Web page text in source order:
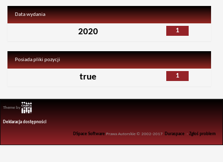
Data wydania
1
2020
Posiada pliki pozycji
1
true
Theme by
Deklaracja dostępności
DSpace Software Prawa Autorskie © 2002-2017 Duraspace -Zgłoś problem